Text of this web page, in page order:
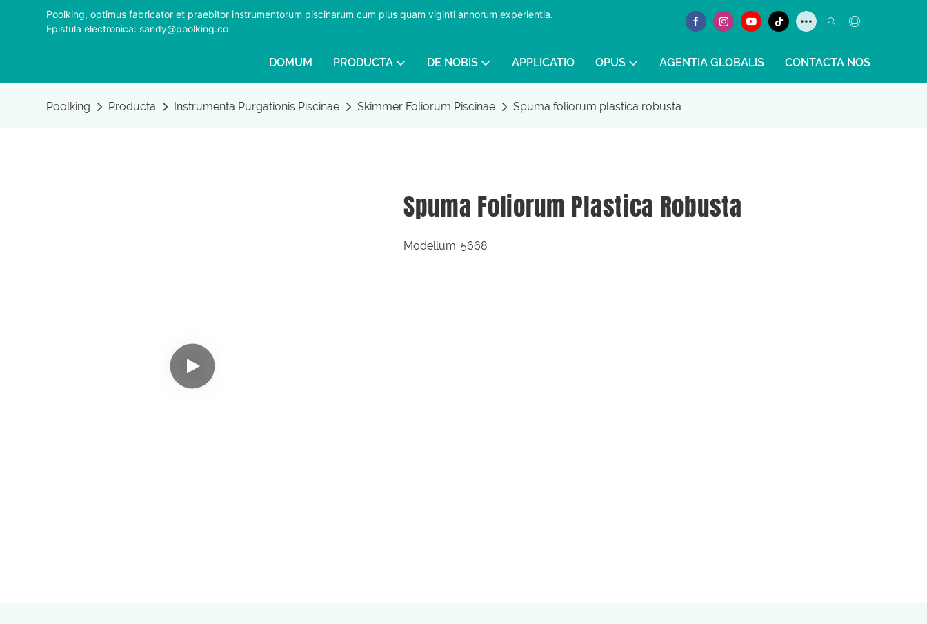
Poolking, optimus fabricator et praebitor instrumentorum piscinarum cum plus quam viginti annorum experientia.
Epistula electronica: sandy@poolking.co
DOMUM PRODUCTA DE NOBIS APPLICATIO OPUS AGENTIA GLOBALIS CONTACTA NOS
Poolking Producta Instrumenta Purgationis Piscinae Skimmer Foliorum Piscinae Spuma foliorum plastica robusta
Spuma Foliorum Plastica Robusta
Modellum: 5668